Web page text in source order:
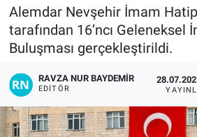
Alemdar Nevşehir İmam
tarafından 16’ncı
Buluşması gerçekleştirildi.
RAVZA NUR BAYDEMIR
EDITÖR
Ekonomi
Kapadokya
Turizm
Kültür - Sanat
Tüm Manşetler
Son Dakika Haberleri
Haber Arşivi